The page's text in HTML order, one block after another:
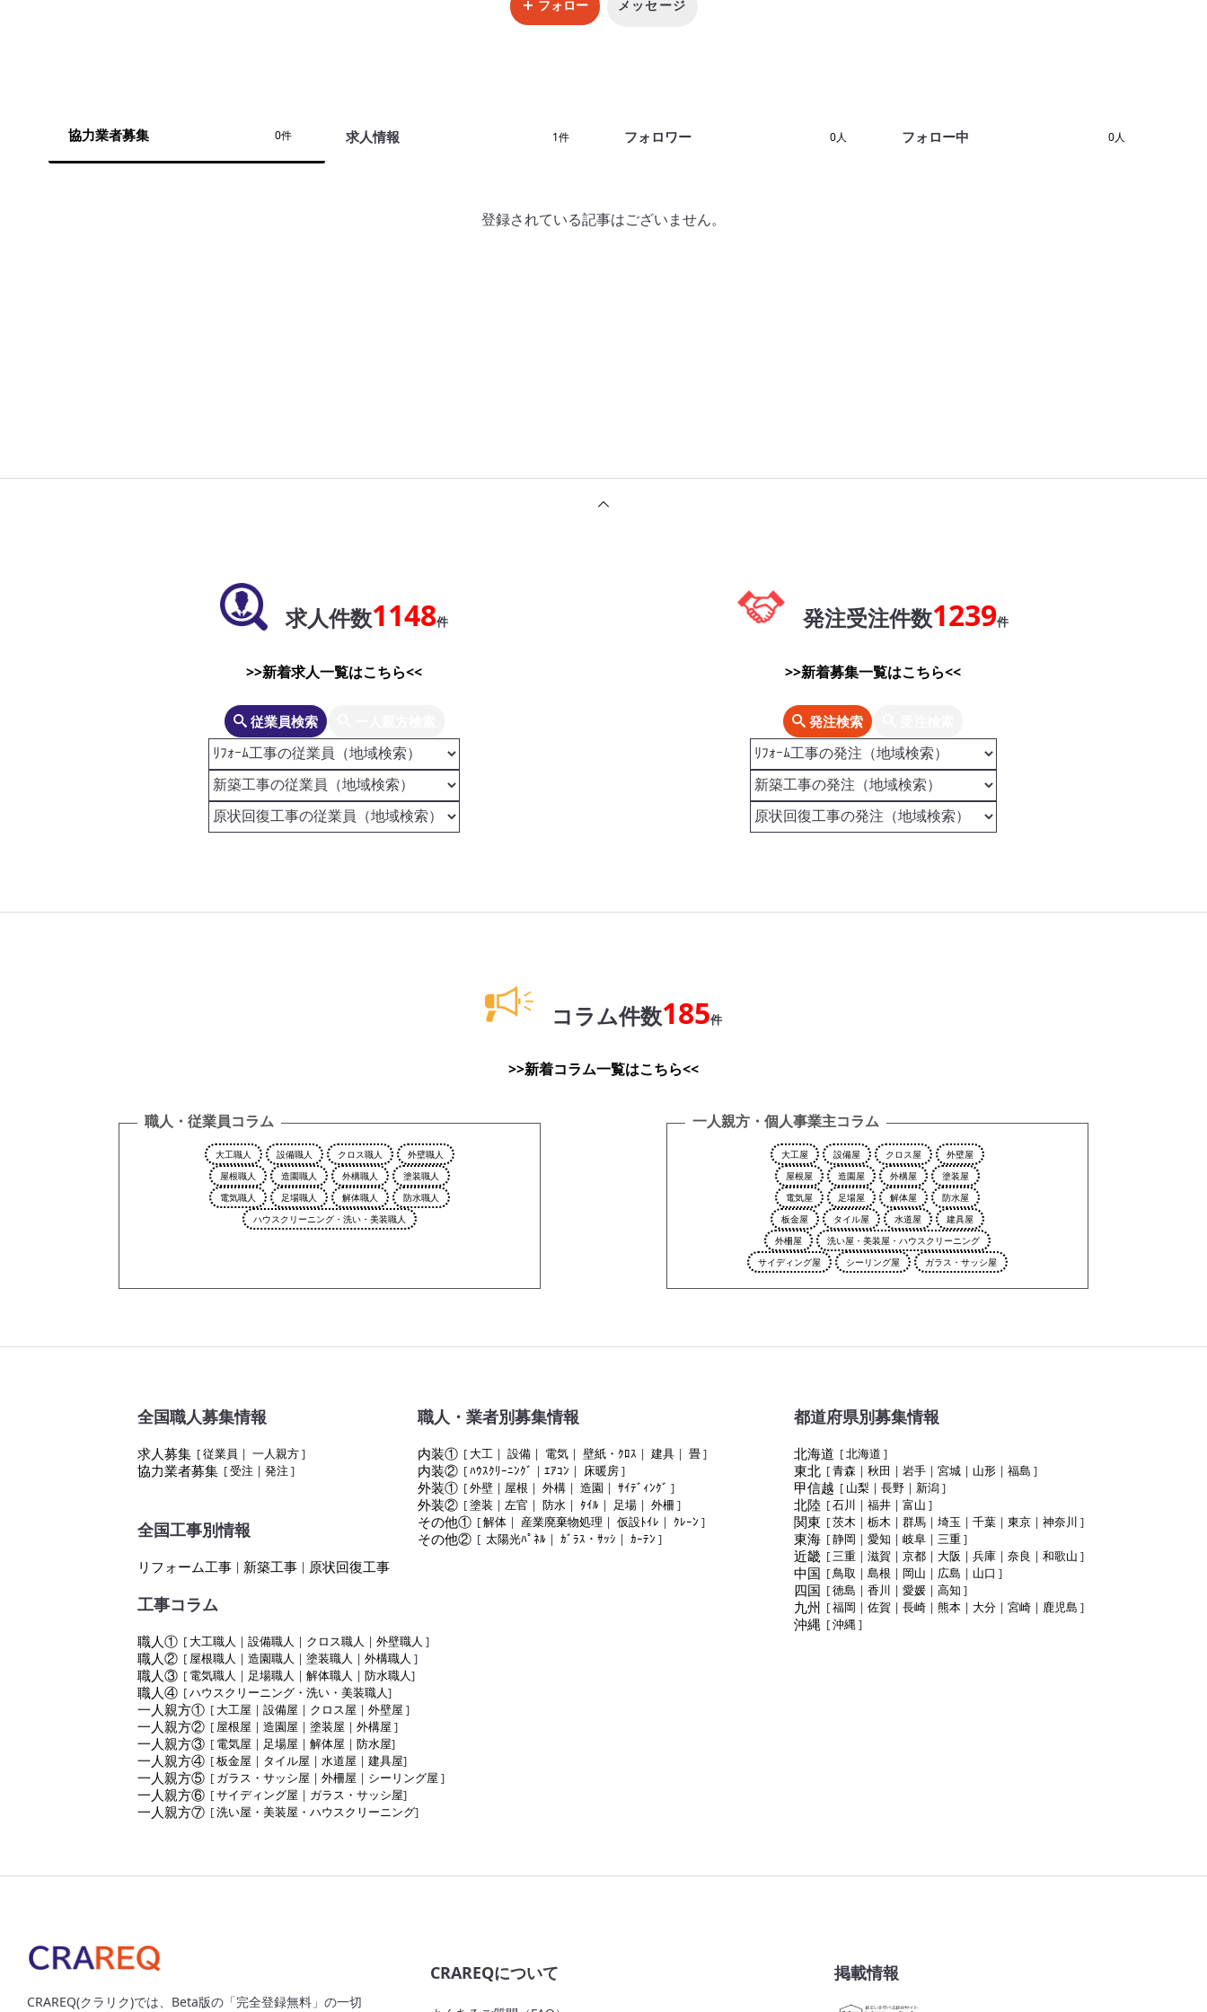
フォロー メッセージ
協力業者募集 0件 求人情報 1件 フォロワー 0人 フォロー中 0人
登録されている記事はございません。
求人件数1148件
>>新着求人一覧はこちら<<
従業員検索
発注受注件数1239件
>>新着募集一覧はこちら<<
発注検索
コラム件数185件
>>新着コラム一覧はこちら<<
職人・従業員コラム
大工職人 設備職人 クロス職人
外壁職人
屋根職人
造園職人 外構職人
塗装職人
電気職人
足場職人 解体職人
防水職人
ハウスクリーニング・洗い・美装職人
一人親方・個人事業主コラム
大工屋 設備屋 クロス屋
外壁屋
屋根屋
造園屋 外構屋
塗装屋
電気屋
足場屋 解体屋
防水屋
板金屋
タイル屋 水道屋
建具屋
外柵屋
洗い屋・美装屋・ハウスクリーニング
サイディング屋
シーリング屋 ガラス・サッシ屋
全国職人募集情報
求人募集 [従業員 | 一人親方]
協力業者募集 [受注 | 発注 ]
全国工事別情報
リフォーム工事 | 新築工事 | 原状回復工事
工事コラム
職人① [ 大工職人 | 設備職人 | クロス職人 | 外壁職人 ]
職人② [ 屋根職人 | 造園職人 | 塗装職人 | 外構職人 ]
職人③ [ 電気職人 | 足場職人 | 解体職人 | 防水職人]
職人④ [ハウスクリーニング・洗い・美装職人]
一人親方① [ 大工屋 | 設備屋 | クロス屋 | 外壁屋 ]
一人親方② [ 屋根屋 | 造園屋 | 塗装屋 | 外構屋 ]
一人親方③ [ 電気屋 | 足場屋 | 解体屋 | 防水屋]
一人親方④ [板金屋 | タイル屋 | 水道屋 | 建具屋]
一人親方⑤ [ ガラス・サッシ屋 | 外柵屋 | シーリング屋 ]
一人親方⑥ [サイディング屋 | ガラス・サッシ屋]
一人親方⑦ [洗い屋・美装屋・ハウスクリーニング]
職人・業者別募集情報
内装① [ 大工 | 設備 | 電気 | 壁紙・ｸﾛｽ | 建具 | 畳]
内装② [ﾊｳｽｸﾘｰﾆﾝｸﾞ | ｴｱｺﾝ | 床暖房]
外装① [外壁 | 屋根 | 外構 | 造園 | ｻｲﾃﾞｨﾝｸﾞ ]
外装② [塗装 | 左官 | 防水 | ﾀｲﾙ | 足場 | 外柵 ]
その他① [解体 | 産業廃棄物処理 | 仮設ﾄｲﾚ | ｸﾚｰﾝ ]
その他② [ 太陽光ﾊﾟﾈﾙ | ｶﾞﾗｽ・ｻｯｼ | ｶｰﾃﾝ ]
都道府県別募集情報
北海道 [北海道 ]
東北 [青森 | 秋田 | 岩手 | 宮城 | 山形 | 福島 ]
甲信越 [ 山梨 | 長野 | 新潟]
北陸 [石川 | 福井 | 富山 ]
関東 [茨木 | 栃木 | 群馬 | 埼玉 | 千葉 | 東京 | 神奈川 ]
東海 [静岡 | 愛知 | 岐阜 | 三重]
近畿 [三重 | 滋賀 | 京都 | 大阪 | 兵庫 | 奈良 | 和歌山 ]
中国 [鳥取 | 島根 | 岡山 | 広島 | 山口 ]
四国 [徳島 | 香川 | 愛媛 | 高知 ]
九州 [福岡 | 佐賀 | 長崎 | 熊本 | 大分 | 宮崎 | 鹿児島 ]
沖縄 [沖縄]
CRAREQ(クラリク)では、Beta版の「完全登録無料」の一切
CRAREQについて 掲載情報